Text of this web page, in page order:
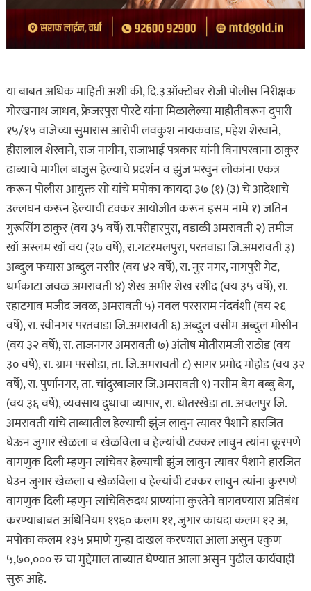
या बाबत अधिक माहिती अशी की, दि.३ऑक्टोबर रोजी पोलीस निरीक्षक
गोरखनाथ जाधव, फ्रेजरपुरा पोस्टे यांना मिळालेल्या माहीतीवरून दुपारी
१५/१५ वाजेच्या सुमारास आरोपी लवकुश नायकवाड, महेश शेरवाने,
हीरालाल शेरवाने, राज नागीन, राजाभाई पत्रकार यांनी विनापरवाना ठाकुर
ढाब्याचे मागील बाजुस हेल्याचे प्रदर्शन व झुंज भरवुन लोकांना एकत्र
करून पोलीस आयुक्त सो यांचे मपोका कायदा ३७ (१) (३) चे आदेशाचे
उल्लघन करून हेल्याची टक्कर आयोजीत करून इसम नामे १) जतिन
गुरूसिंग ठाकुर (वय ३५ वर्षे) रा.परीहारपुरा, वडाळी अमरावती २) तमीज
खॉ अस्लम खॉ वय (२७ वर्षे), रा.गटरमलपुरा, परतवाडा जि.अमरावती ३)
अब्दुल फयास अब्दुल नसीर (वय ४२ वर्षे), रा. नुर नगर, नागपुरी गेट,
धर्मकाटा जवळ अमरावती ४) शेख अमीर शेख रशीद (वय ३५ वर्षे), रा.
रहाटगाव मजीद जवळ, अमरावती ५) नवल परसराम नंदवंशी (वय २६
वर्षे), रा. रवीनगर परतवाडा जि.अमरावती ६) अब्दुल वसीम अब्दुल मोसीन
(वय ३२ वर्षे), रा. ताजनगर अमरावती ७) अंतोष मोतीरामजी राठोड (वय
३० वर्षे), रा. ग्राम परसोडा, ता. जि.अमरावती ८) सागर प्रमोद मोहोड (वय ३२
वर्षे), रा. पुर्णानगर, ता. चांदुरबाजार जि.अमरावती ९) नसीम बेग बब्बु बेग,
(वय ३६ वर्षे), व्यवसाय दुधाचा व्यापार, रा. धोतरखेडा ता. अचलपुर जि.
अमरावती यांचे ताब्यातील हेल्याची झुंज लावुन त्यावर पैशाने हारजित
घेऊन जुगार खेळला व खेळविला व हेल्यांची टक्कर लावुन त्यांना क्रूरपणे
वागणुक दिली म्हणुन त्यांचेवर हेल्याची झुंज लावुन त्यावर पैशाने हारजित
घेउन जुगार खेळला व खेळविला व हेल्यांची टक्कर लावुन त्यांना कुरपणे
वागणुक दिली म्हणुन त्यांचेविरुदध प्राण्यांना कुरतेने वागवण्यास प्रतिबंध
करण्याबाबत अधिनियम १९६० कलम ११, जुगार कायदा कलम १२ अ,
मपोका कलम १३५ प्रमाणे गुन्हा दाखल करण्यात आला असुन एकुण
५,७०,००० रु चा मुद्देमाल ताब्यात घेण्यात आला असुन पुढील कार्यवाही
सुरू आहे.